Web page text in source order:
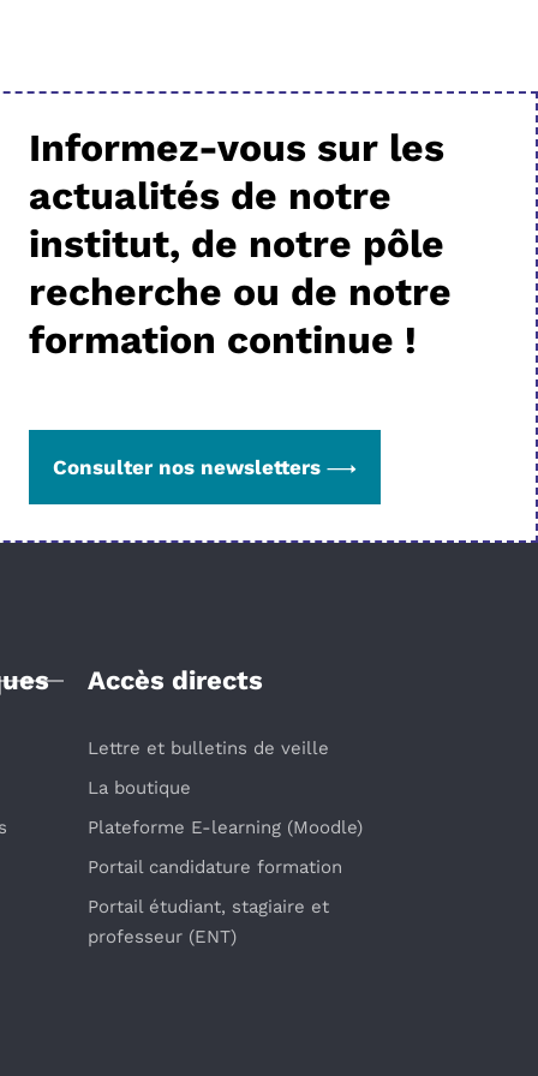
Informez-vous sur les
actualités de notre
institut, de notre pôle
recherche ou de notre
formation continue !
Consulter nos newsletters
Accès directs
Lettre et bulletins de veille
La boutique
Plateforme E-learning (Moodle)
Portail candidature formation
Portail étudiant, stagiaire et
professeur (ENT)